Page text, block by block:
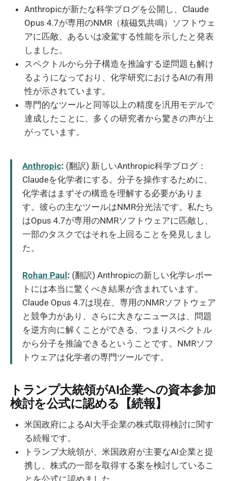
Anthropicが新たな科学ブログを公開し、Claude
Opus 4.7が専用のNMR（核磁気共鳴）ソフトウェ
アに匹敵、あるいは凌駕する性能を示したと発表
しました。
スペクトルから分子構造を推論する逆問題も解け
るようになっており、化学研究におけるAIの有用
性が示されています。
専門的なツールと同等以上の精度を汎用モデルで
達成したことに、多くの研究者から驚きの声が上
がっています。
Anthropic: (翻訳) 新しいAnthropic科学ブログ：
Claudeを化学者にする。分子を操作するために、
化学者はまずその構造を理解する必要がありま
す。彼らの主なツールはNMR分光法です。私たち
はOpus 4.7が専用のNMRソフトウェアに匹敵し、
一部のタスクではそれを上回ることを発見しまし
た。
Rohan Paul : (翻訳) Anthropicの新しい化学レポー
トには本当に驚くべき結果が含まれています。
Claude Opus 4.7は現在、専用のNMRソフトウェア
と競争力があり、さらに大きなニュースは、問題
を逆方向に解くことができる、つまりスペクトル
から分子を推論できるということです。NMRソフ
トウェアは化学者の専門ツールです。
トランプ大統領がAI企業への資本参加
検討を公式に認める【続報】
米国政府によるAI大手企業の株式取得検討に関す
る続報です。
トランプ大統領が、米国政府が主要なAI企業と提
携し、株式の一部を取得する案を検討しているこ
とを公式に認めました。